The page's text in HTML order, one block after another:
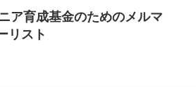
ア育成基金のためのメルマ
リスト